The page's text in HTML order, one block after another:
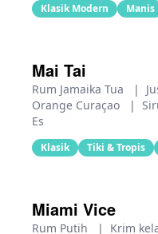
Klasik Modern Manis
Mai Tai
Rum Jamaika Tua |
Orange Curaçao
|
Es
Klasik Tiki & Tropis
Miami Vice
Rum Putih | Krim